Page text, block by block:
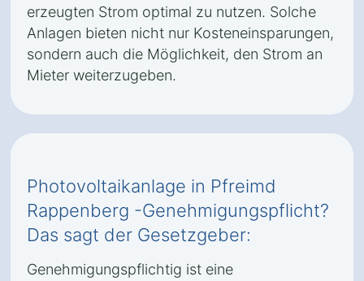
erzeugten Strom optimal zu nutzen. Solche
Anlagen bieten nicht nur Kosteneinsparungen,
sondern auch die Möglichkeit, den Strom an
Mieter weiterzugeben.
Photovoltaikanlage in Pfreimd
Rappenberg -Genehmigungspflicht?
Das sagt der Gesetzgeber:
Genehmigungspflichtig ist eine